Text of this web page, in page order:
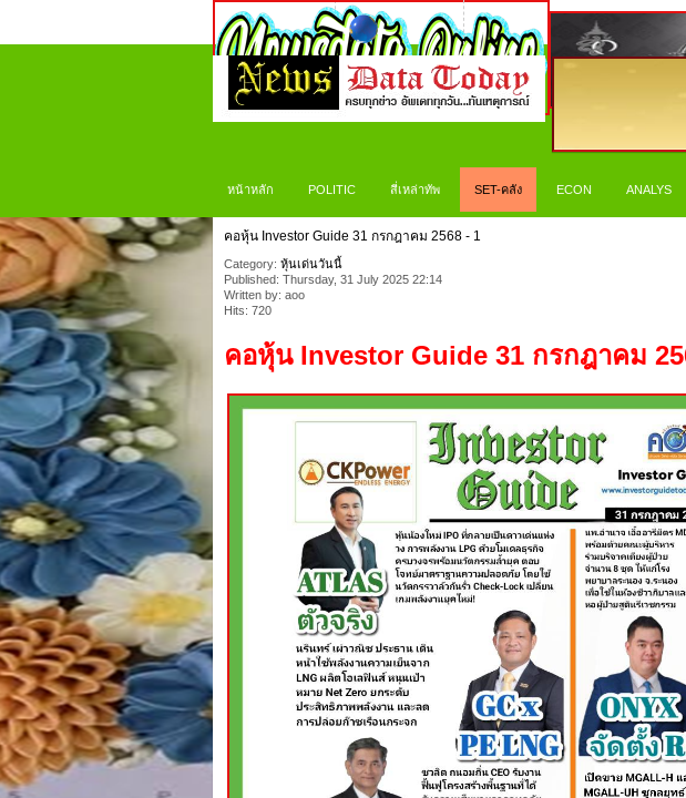
หน้าหลัก POLITIC สี่เหล่าทัพ SET-คลัง ECON ANALYS
คอหุ้น Investor Guide 31 กรกฎาคม 2568 - 1
Category: หุ้นเด่นวันนี้
Published: Thursday, 31 July 2025 22:14
Written by: aoo
Hits: 720
คอหุ้นInvestor Guide 31 กรกฎาคม